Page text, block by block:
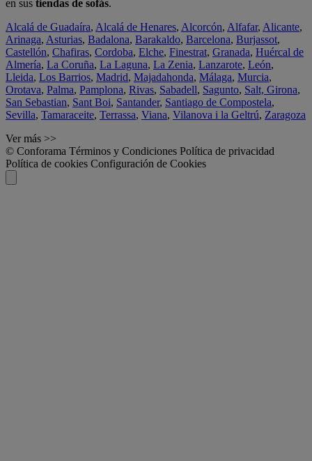
en sus tiendas de sofás.
Alcalá de Guadaíra, Alcalá de Henares, Alcorcón, Alfafar, Alicante,
Arinaga, Asturias, Badalona, Barakaldo, Barcelona, Burjassot,
Castellón, Chafiras, Cordoba, Elche, Finestrat, Granada, Huércal de
Almería, La Coruña, La Laguna, La Zenia, Lanzarote, León,
Lleida, Los Barrios, Madrid, Majadahonda, Málaga, Murcia,
Orotava, Palma, Pamplona, Rivas, Sabadell, Sagunto, Salt, Girona,
San Sebastian, Sant Boi, Santander, Santiago de Compostela,
Sevilla, Tamaraceite, Terrassa, Viana, Vilanova i la Geltrú, Zaragoza
Ver más >>
© Conforama Términos y Condiciones Política de privacidad
Política de cookies Configuración de Cookies